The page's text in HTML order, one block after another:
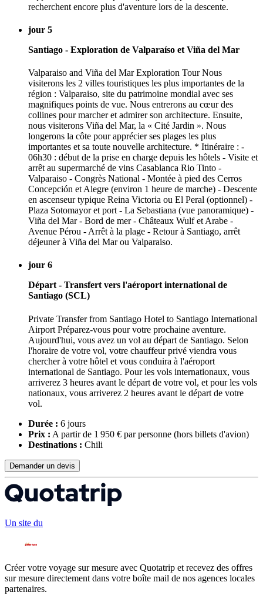
recherchent encore plus d'aventure lors de la descente.
jour 5
Santiago - Exploration de Valparaíso et Viña del Mar
Valparaiso and Viña del Mar Exploration Tour Nous
visiterons les 2 villes touristiques les plus importantes de la
région : Valparaiso, site du patrimoine mondial avec ses
magnifiques points de vue. Nous entrerons au cœur des
collines pour marcher et admirer son architecture. Ensuite,
nous visiterons Viña del Mar, la « Cité Jardin ». Nous
longerons la côte pour apprécier ses plages les plus
importantes et sa toute nouvelle architecture. * Itinéraire : -
06h30 : début de la prise en charge depuis les hôtels - Visite et
arrêt au supermarché de vins Casablanca Rio Tinto -
Valparaiso - Congrès National - Montée à pied des Cerros
Concepción et Alegre (environ 1 heure de marche) - Descente
en ascenseur typique Reina Victoria ou El Peral (optionnel) -
Plaza Sotomayor et port - La Sebastiana (vue panoramique) -
Viña del Mar - Bord de mer - Châteaux Wulf et Arabe -
Avenue Pérou - Arrêt à la plage - Retour à Santiago, arrêt
déjeuner à Viña del Mar ou Valparaiso.
jour 6
Départ - Transfert vers l'aéroport international de
Santiago (SCL)
Private Transfer from Santiago Hotel to Santiago International
Airport Préparez-vous pour votre prochaine aventure.
Aujourd'hui, vous avez un vol au départ de Santiago. Selon
l'horaire de votre vol, votre chauffeur privé viendra vous
chercher à votre hôtel et vous conduira à l'aéroport
international de Santiago. Pour les vols internationaux, vous
arriverez 3 heures avant le départ de votre vol, et pour les vols
nationaux, vous arriverez 2 heures avant le départ de votre
vol.
Durée : 6 jours
Prix : A partir de 1 950 € par personne (hors billets d'avion)
Destinations : Chili
Demander un devis
Un site du
Créer votre voyage sur mesure avec Quotatrip et recevez des offres
sur mesure directement dans votre boîte mail de nos agences locales
partenaires.